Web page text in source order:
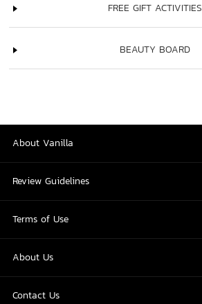
FREE GIFT ACTIVITIES
BEAUTY BOARD
About Vanilla
Review Guidelines
Terms of Use
About Us
Contact Us